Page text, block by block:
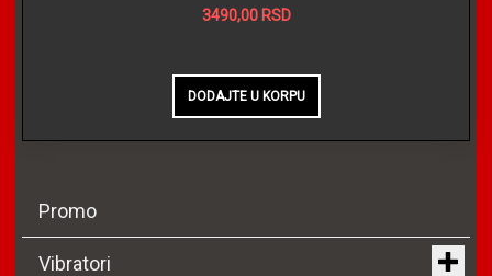
3490,00 RSD
Promo
Vibratori